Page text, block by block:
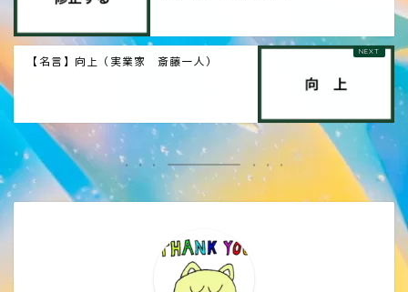
【名言】向上（実業家 斎藤一人）